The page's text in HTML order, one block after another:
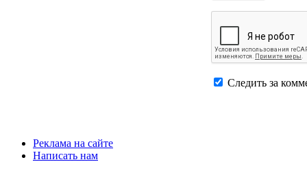
Следить за
Реклама на сайте
Написать нам